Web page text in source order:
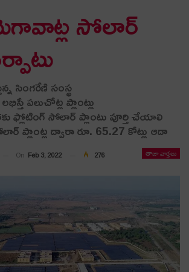
సోలార్‌
సింగరేణి సంస్థ‌
పలుచోట్ల ప్లాంట్లు
ఫ్లోటింగ్‌ సోలార్‌ ప్లాంటు పూర్తి చేయాలి
ప్లాంట్ల ద్వారా రూ. 65.27 కోట్లు ఆదా
తాజా వార్తలు
On Feb 3, 2022 276